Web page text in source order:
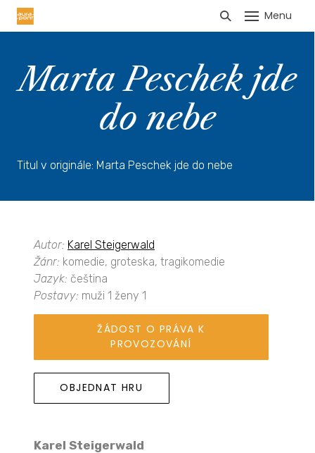
Menu
Marta Peschek jde
do nebe
Titul v originále: Marta Peschek jde do nebe
Autor: Karel Steigerwald
Žánr: komedie, groteska, tragikomedie
Jazyk: čeština
Postavy: muži 1 ženy 1
ŽÁDOST O PRÁVA K
PROVOZOVÁNÍ
OBJEDNAT HRU
Karel Steigerwald